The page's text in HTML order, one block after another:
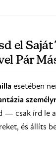
el
Pár
esetében
— csak írd le
és állíts